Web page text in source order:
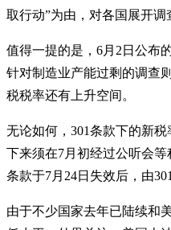
取行动”为由，对各国展开调
值得一提的是，6月2日公布
针对制造业产能过剩的调查
税税率还有上升空间。
无论如何，301条款下的新
下来须在7月初经过公听会
条款于7月24日失效后，由
由于不少国家去年已陆续和